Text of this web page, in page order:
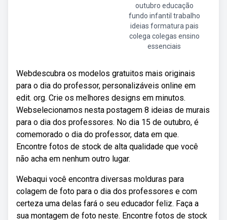
outubro educação
fundo infantil trabalho
ideias formatura pais
colega colegas ensino
essenciais
Webdescubra os modelos gratuitos mais originais
para o dia do professor, personalizáveis online em
edit. org. Crie os melhores designs em minutos.
Webselecionamos nesta postagem 8 ideias de murais
para o dia dos professores. No dia 15 de outubro, é
comemorado o dia do professor, data em que.
Encontre fotos de stock de alta qualidade que você
não acha em nenhum outro lugar.
Webaqui você encontra diversas molduras para
colagem de foto para o dia dos professores e com
certeza uma delas fará o seu educador feliz. Faça a
sua montagem de foto neste. Encontre fotos de stock